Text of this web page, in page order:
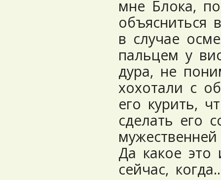
мне Блока,
объясниться
в случае
пальцем у
дура, не
хохотали с
его курить,
сделать его
Да какое
сейчас,